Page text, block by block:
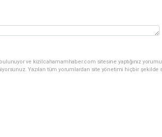
ve kizilcahamamhaber.com sitesine yaptığınız
Yazılan tüm yorumlardan site yönetimi hiçbir şekilde